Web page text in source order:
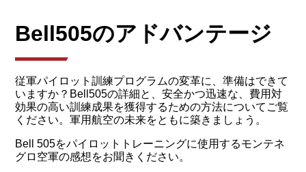
Bell505のアドバンテージ
従軍パイロット訓練プログラムの変革に、準備はできて
いますか？Bell505の詳細と、安全かつ迅速な、費用対
効果の高い訓練成果を獲得するための方法についてご覧
ください。軍用航空の未来をともに築きましょう。
Bell 505をパイロットトレーニングに使用するモンテネ
グロ空軍の感想をお聞きください。